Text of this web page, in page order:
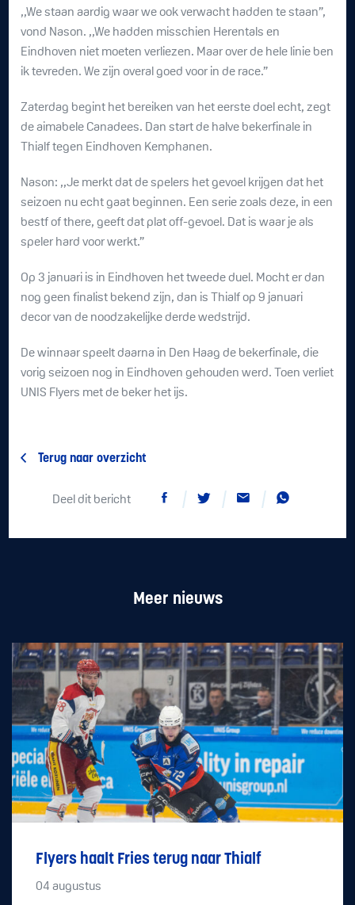
,,We staan aardig waar we ook verwacht hadden te staan”,
vond Nason. ,,We hadden misschien Herentals en
Eindhoven niet moeten verliezen. Maar over de hele linie ben
ik tevreden. We zijn overal goed voor in de race.”
Zaterdag begint het bereiken van het eerste doel echt, zegt
de aimabele Canadees. Dan start de halve bekerfinale in
Thialf tegen Eindhoven Kemphanen.
Nason: ,,Je merkt dat de spelers het gevoel krijgen dat het
seizoen nu echt gaat beginnen. Een serie zoals deze, in een
bestf of there, geeft dat plat off-gevoel. Dat is waar je als
speler hard voor werkt.”
Op 3 januari is in Eindhoven het tweede duel. Mocht er dan
nog geen finalist bekend zijn, dan is Thialf op 9 januari
decor van de noodzakelijke derde wedstrijd.
De winnaar speelt daarna in Den Haag de bekerfinale, die
vorig seizoen nog in Eindhoven gehouden werd. Toen verliet
UNIS Flyers met de beker het ijs.
Terug naar overzicht
Deel dit bericht
Meer nieuws
Flyers haalt Fries terug naar Thialf
04 augustus